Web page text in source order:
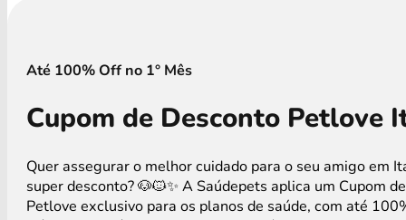
Até 100% Off no 1° Mês
Cupom de Desconto Petlove
Quer assegurar o melhor cuidado para o seu amigo em
super desconto? 🐶🐱✨ A Saúdepets aplica um Cupom
Petlove exclusivo para os planos de saúde, com até